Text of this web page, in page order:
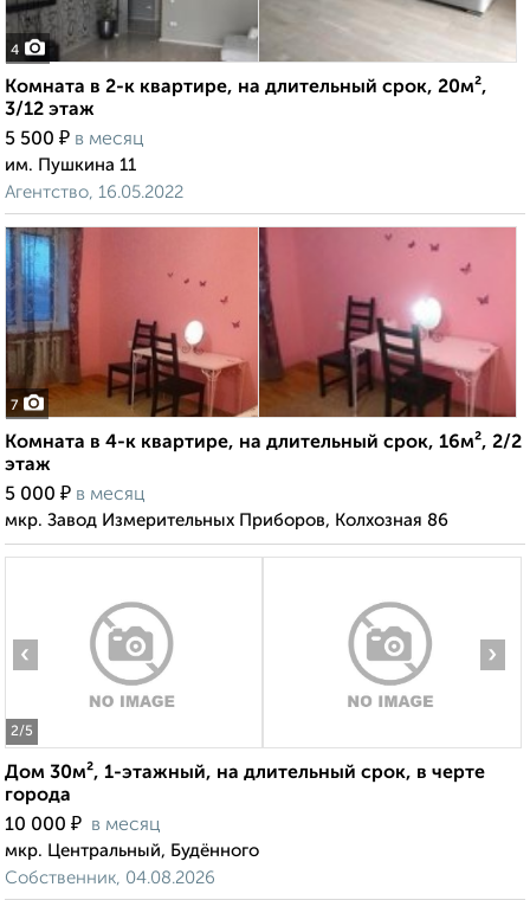
4
Комната в 2-к квартире, на длительный срок, 20м²,
3/12 этаж
5 500 ₽ в месяц
им. Пушкина 11
Агентство, 16.05.2022
7
Комната в 4-к квартире, на длительный срок, 16м², 2/2
этаж
5 000 ₽ в месяц
мкр. Завод Измерительных Приборов, Колхозная 86
2/5
‹ ›
Дом 30м², 1-этажный, на длительный срок, в черте
города
10 000 ₽ в месяц
мкр. Центральный, Будённого
Собственник, 04.08.2026